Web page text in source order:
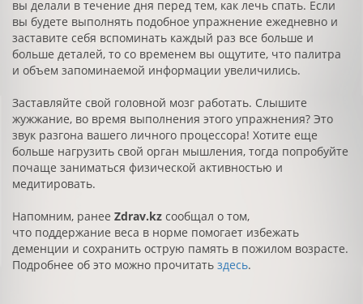
вы делали в течение дня перед тем, как лечь спать. Если
вы будете выполнять подобное упражнение ежедневно и
заставите себя вспоминать каждый раз все больше и
больше деталей, то со временем вы ощутите, что палитра
и объем запоминаемой информации увеличились.
Заставляйте свой головной мозг работать. Слышите
жужжание, во время выполнения этого упражнения? Это
звук разгона вашего личного процессора! Хотите еще
больше нагрузить свой орган мышления, тогда попробуйте
почаще заниматься физической активностью и
медитировать.
Напомним, ранее Zdrav.kz сообщал о том,
что поддержание веса в норме помогает избежать
деменции и сохранить острую память в пожилом возрасте.
Подробнее об это можно прочитать здесь.